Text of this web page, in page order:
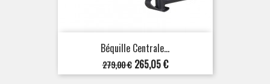
Béquille Centrale...
Prix
de
279,00 € Prix
265,05 €